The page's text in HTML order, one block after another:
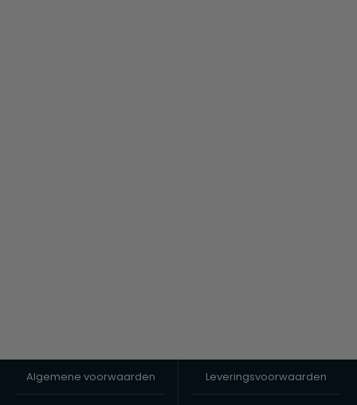
Algemene voorwaarden Leveringsvoorwaarden